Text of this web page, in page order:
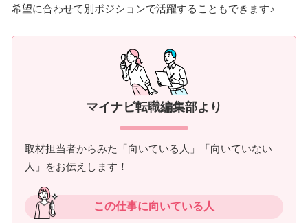
希望に合わせて別ポジションで活躍することもできます♪
マイナビ転職編集部より
取材担当者からみた「向いている人」「向いていない
人」をお伝えします！
この仕事に向いている人